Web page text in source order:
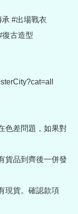
#出場戰衣
復古造型
色差問題，如果對
貨品到齊後一併發
現貨。確認款項